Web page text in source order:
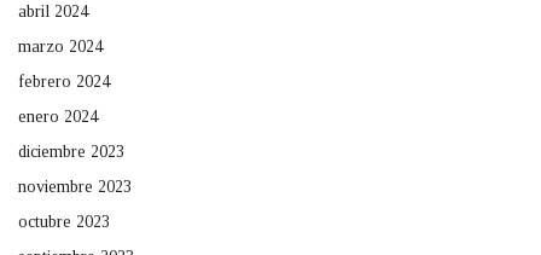
abril 2024
marzo 2024
febrero 2024
enero 2024
diciembre 2023
noviembre 2023
octubre 2023